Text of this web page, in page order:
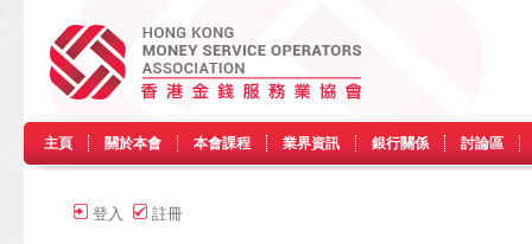
主頁 關於本會 本會課程 業界資訊 銀行關係 討論區
登入 註冊